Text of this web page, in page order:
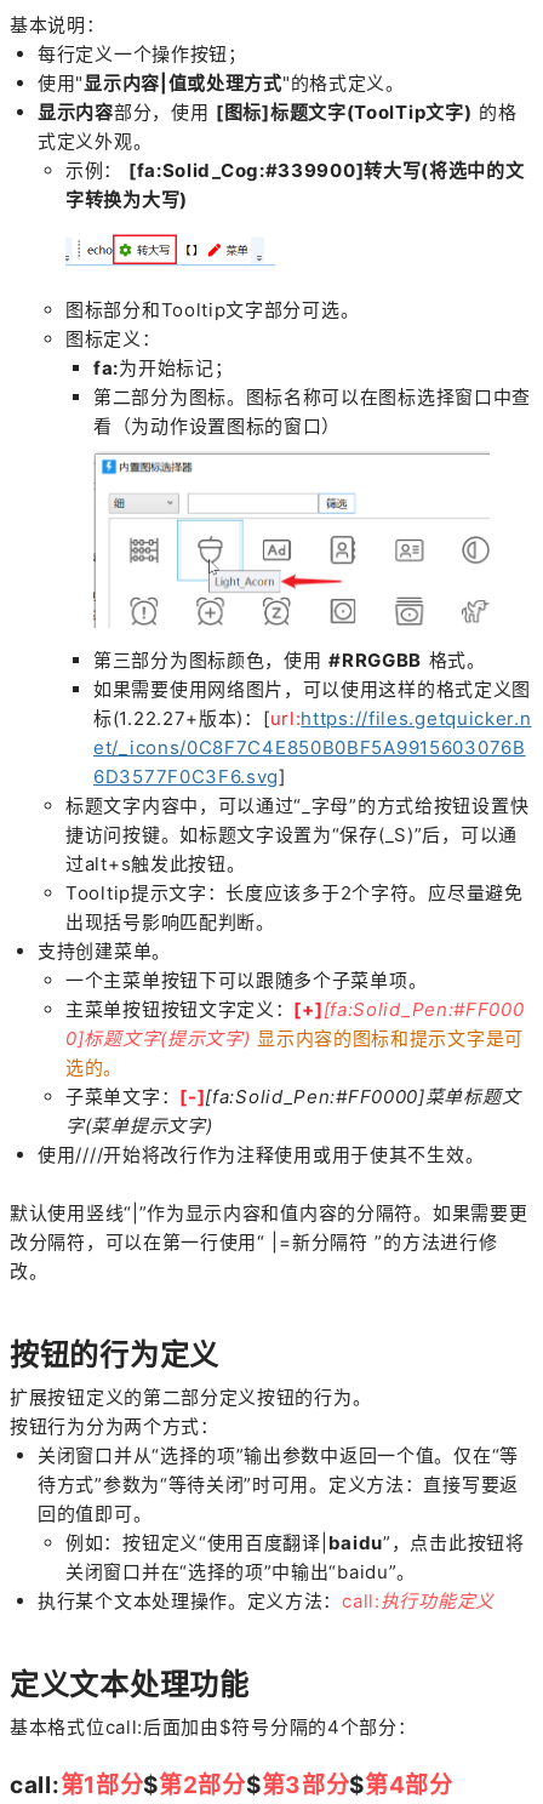
基本说明：
每行定义一个操作按钮；
使用"显示内容|值或处理方式"的格式定义。
显示内容部分，使用 [图标]标题文字(ToolTip文字) 的格
式定义外观。
示例：
[fa:Solid_Cog:#339900]转大写(将选中的文
字转换为大写)
图标部分和Tooltip文字部分可选。
图标定义：
fa:为开始标记；
第二部分为图标。图标名称可以在图标选择窗口中查
看（为动作设置图标的窗口）
第三部分为图标颜色，使用#RRGGBB 格式。
如果需要使用网络图片，可以使用这样的格式定义图
标(1.22.27+版本)： [url:https://files.getquicker.n
et/_icons/0C8F7C4E850B0BF5A9915603076B
6D3577F0C3F6.svg]
标题文字内容中，可以通过“_字母”的方式给按钮设置快
捷访问按键。如标题文字设置为“保存(_S)”后，可以通
过alt+s触发此按钮。
Tooltip提示文字：长度应该多于2个字符。应尽量避免
出现括号影响匹配判断。
支持创建菜单。
一个主菜单按钮下可以跟随多个子菜单项。
主菜单按钮按钮文字定义： [+][fa:Solid_Pen:#FF000
0]标题文字(提示文字) 显示内容的图标和提示文字是可
选的。
子菜单文字： [-][fa:Solid_Pen:#FF0000]菜单标题文
字(菜单提示文字)
使用////开始将改行作为注释使用或用于使其不生效。
默认使用竖线“|”作为显示内容和值内容的分隔符。如果需要更
改分隔符，可以在第一行使用“ |=新分隔符 ”的方法进行修
改。
按钮的行为定义
扩展按钮定义的第二部分定义按钮的行为。
按钮行为分为两个方式：
关闭窗口并从“选择的项”输出参数中返回一个值。仅在“等
待方式”参数为“等待关闭”时可用。 定义方法：直接写要返
回的值即可。
例如：按钮定义“使用百度翻译| baidu”，点击此按钮将
关闭窗口并在“选择的项”中输出“baidu”。
执行某个文本处理操作。定义方法：call:执行功能定义
定义文本处理功能
基本格式位call:后面加由$符号分隔的4个部分：
call:第1部分$第2部分$第3部分$第4部分